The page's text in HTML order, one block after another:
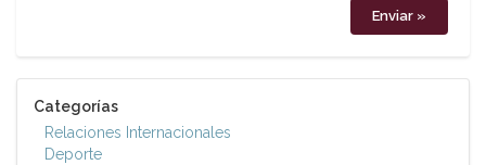
Categorías
Relaciones Internacionales
Deporte